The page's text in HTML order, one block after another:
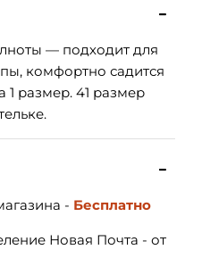
— подходит для
комфортно садится
размер. 41 размер
- Бесплатно
Новая Почта - от